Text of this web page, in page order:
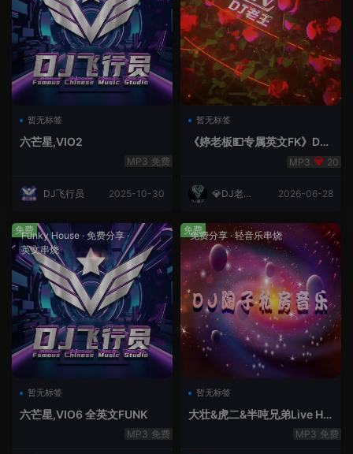
暂无标签
六芒星,VIO2
免费
DJ飞行员 2025-10-30
暂无标签
《婷老板💵专属英文FK》DJ
20
💎DJ老王
2026-06-28
Funky House · 免费分享·
英文串烧
暂无标签
六芒星,VIO6 全英文FUNK
免费
免费 免费分享 ·轻音乐串烧
暂无标签
大壮&虎二&半吨兄弟Live Ho
免费
免费